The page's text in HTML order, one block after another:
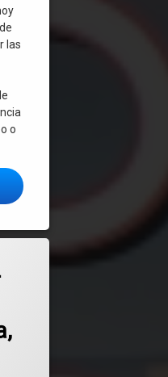
de las más hermosas
las
o
OS Lite: nueva versión
y de buen rendimiento.